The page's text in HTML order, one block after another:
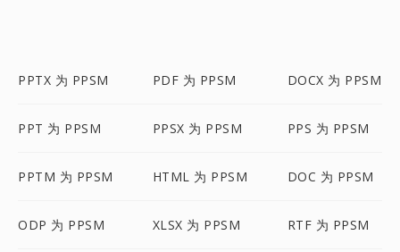
PPTX 为 PPSM PDF 为 PPSM DOCX 为 PPSM
PPT 为 PPSM PPSX 为 PPSM PPS 为 PPSM
PPTM 为 PPSM HTML 为 PPSM DOC 为 PPSM
ODP 为 PPSM XLSX 为 PPSM RTF 为 PPSM